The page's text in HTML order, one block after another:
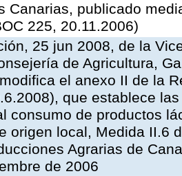
Canarias, publicado
225, 20.11.2006)
25 jun 2008, de la
de Agricultura,
el anexo II de la
que establece
consumo de productos
origen local, Medida II.6
Agrarias de
de 2006